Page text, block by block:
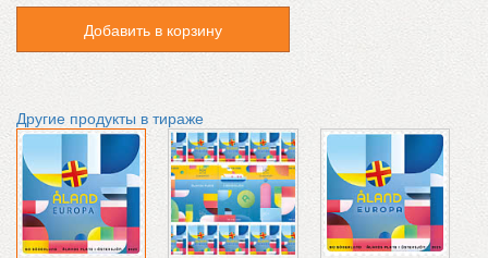
Добавить в корзину
Другие продукты в тираже